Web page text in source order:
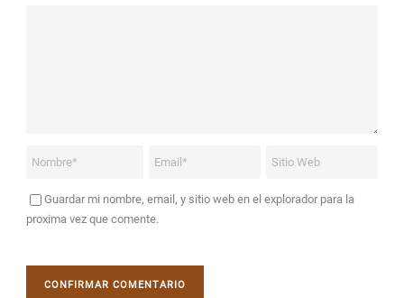
Guardar mi nombre, email, y sitio web en el explorador para la
proxima vez que comente.